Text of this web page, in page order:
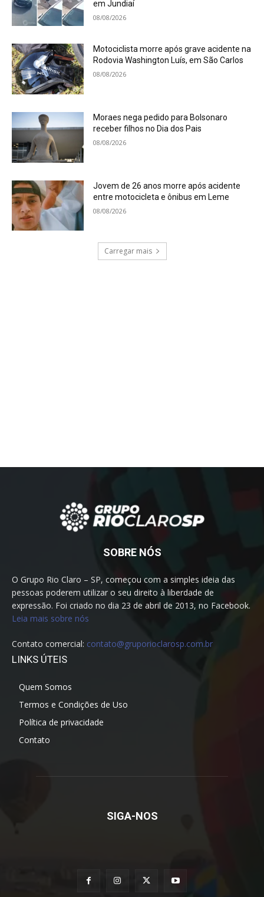
em Jundiaí
08/08/2026
Motociclista morre após grave acidente na
Rodovia Washington Luís, em São Carlos
08/08/2026
Moraes nega pedido para Bolsonaro
receber filhos no Dia dos Pais
08/08/2026
Jovem de 26 anos morre após acidente
entre motocicleta e ônibus em Leme
08/08/2026
Carregar mais
SOBRE NÓS
O Grupo Rio Claro – SP, começou com a simples ideia das
pessoas poderem utilizar o seu direito à liberdade de
expressão. Foi criado no dia 23 de abril de 2013, no Facebook.
Leia mais sobre nós
Contato comercial: contato@gruporioclarosp.com.br
LINKS ÚTEIS
Quem Somos
Termos e Condições de Uso
Política de privacidade
Contato
SIGA-NOS